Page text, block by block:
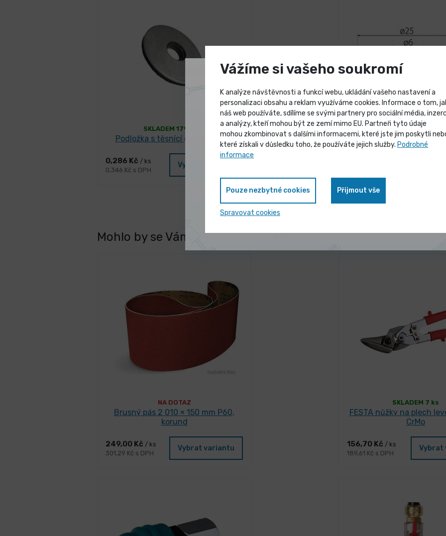
SKLADEM 17991 ks
Podložka s těsnící gumou EPDM
0,286 Kč / ks
0,346 Kč s DPH
Vybrat variantu
SKLADEM 492 ks
Těsnící podložka gumová
Mohlo by se Vám líbit
NA DOTAZ
Brusný pás 2 010 × 150 mm P60,
korund
249,00 Kč / ks
301,29 Kč s DPH
Vybrat variantu
SKLADEM 7 ks
FESTA nůžky na plech
CrMo
156,70 Kč / ks
189,61 Kč s DPH
Vybrat
Vážíme si vašeho soukromí
K analýze návštěvnosti a funkcí webu, ukládání vašeho nastavení a
personalizaci obsahu a reklam využíváme cookies. Informace o tom,
náš web používáte, sdílíme se svými partnery pro sociální média,
a analýzy, kteří mohou být ze zemí mimo EU. Partneři tyto údaje
mohou zkombinovat s dalšími informacemi, které jste jim poskytli
které získali v důsledku toho, že používáte jejich služby. Podrobné
informace
Pouze nezbytné cookies Přijmout vše
Spravovat cookies
Výprodej skladových